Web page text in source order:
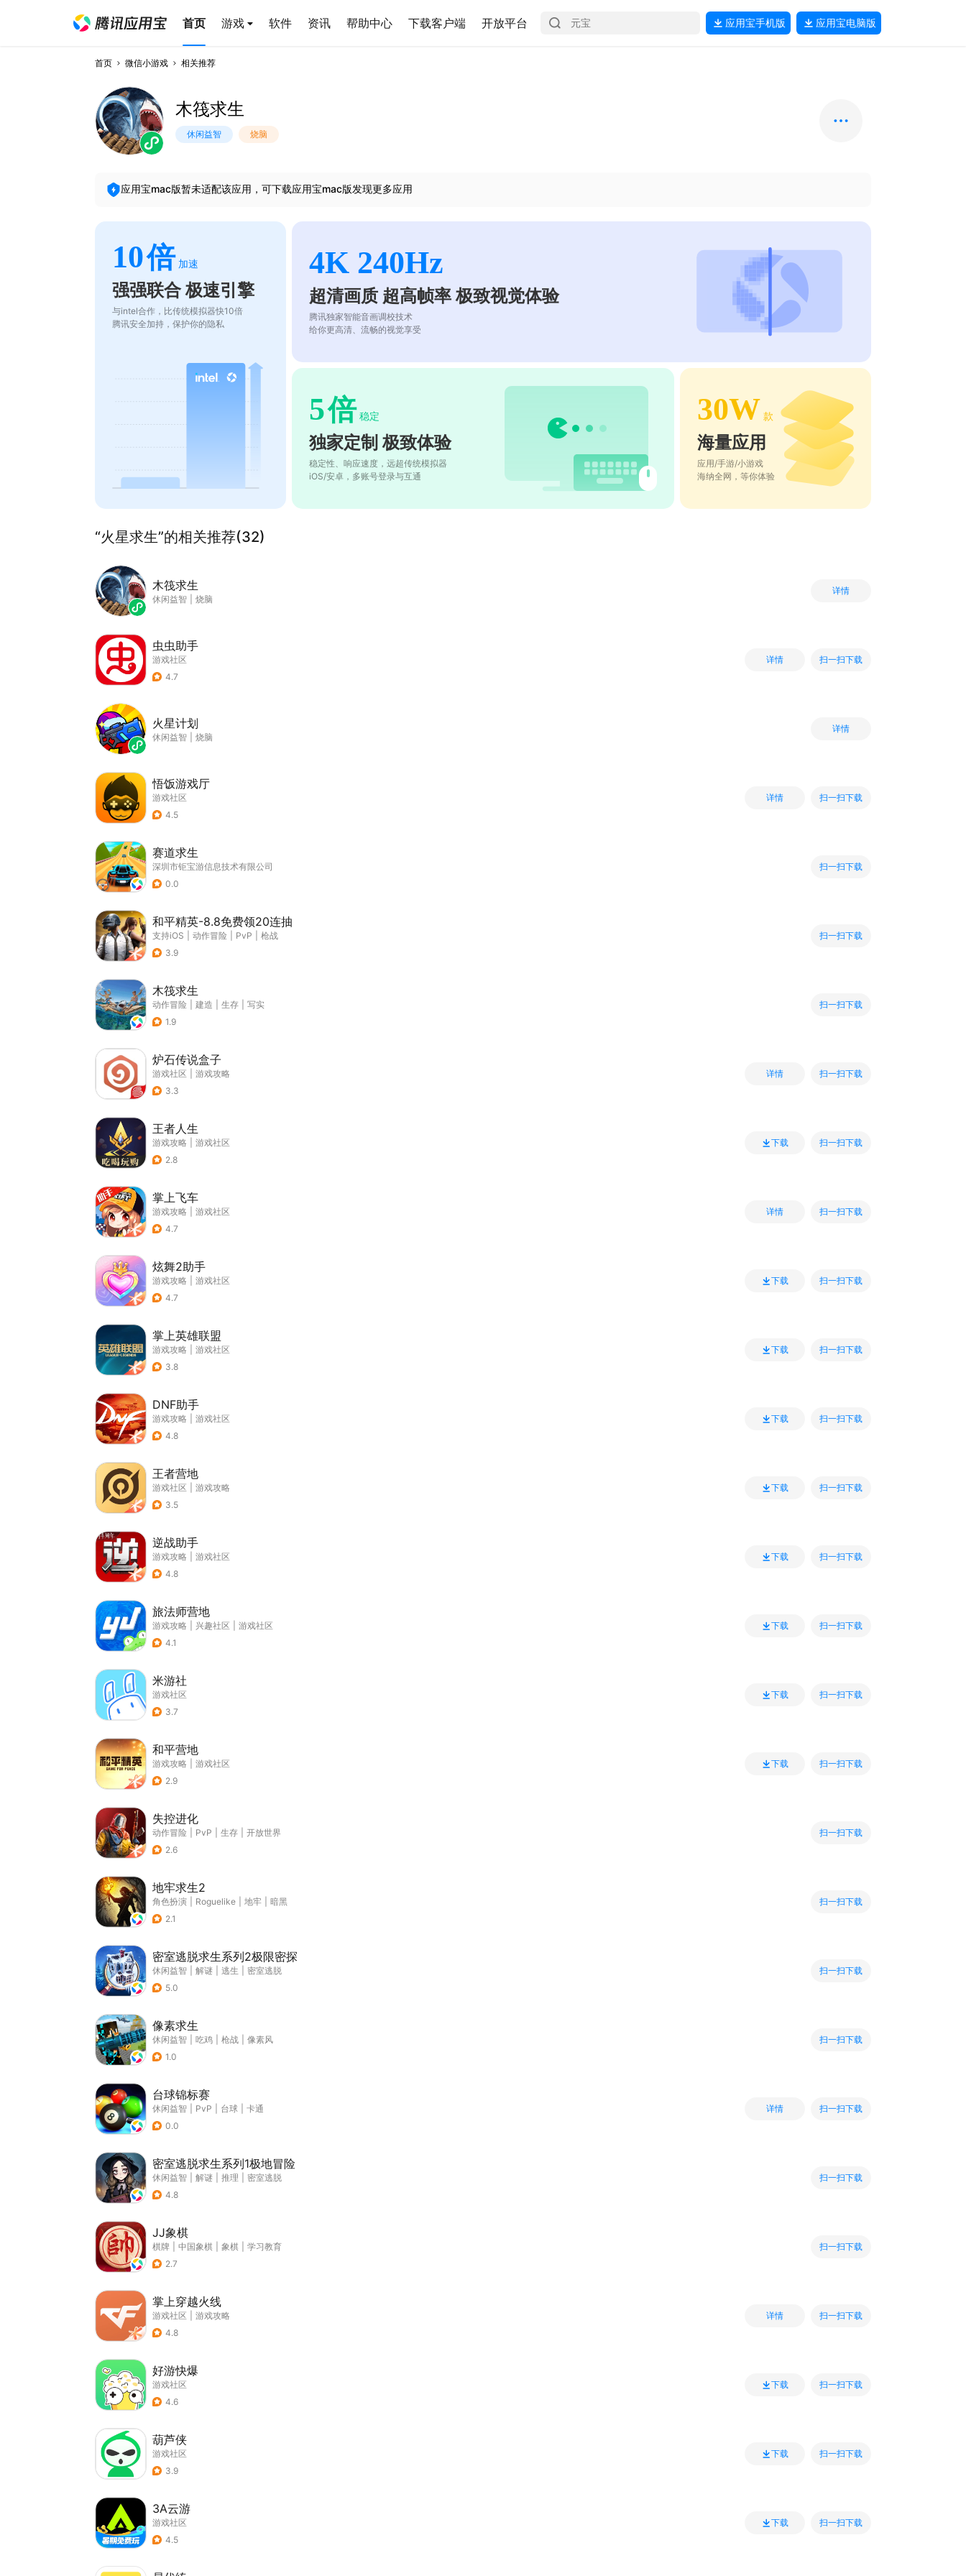
首页 游戏 软件 资讯 帮助中心 下载客户端 开放平台 应用宝手机版 应用宝电脑版
首页 微信小游戏 相关推荐
木筏求生
休闲益智 烧脑
应用宝mac版暂未适配该应用，可下载应用宝mac版发现更多应用
10倍 加速
强强联合 极速引擎
与intel合作，比传统模拟器快10倍
腾讯安全加持，保护你的隐私
4K 240Hz
超清画质 超高帧率 极致视觉体验
腾讯独家智能音画调校技术
给你更高清、流畅的视觉享受
5倍 稳定
独家定制 极致体验
稳定性、响应速度，远超传统模拟器
iOS/安卓，多账号登录与互通
30W 款
海量应用
应用/手游/小游戏
海纳全网，等你体验
“火星求生”的相关推荐(32)
木筏求生
休闲益智 烧脑
详情
虫虫助手
游戏社区
4.7
详情 扫一扫下载
火星计划
休闲益智 烧脑
详情
悟饭游戏厅
游戏社区
4.5
详情 扫一扫下载
赛道求生
深圳市钜宝游信息技术有限公司
0.0
扫一扫下载
和平精英-8.8免费领20连抽
支持iOS 动作冒险 PvP
枪战
3.9
扫一扫下载
木筏求生
动作冒险 建造 生存
写实
1.9
扫一扫下载
炉石传说盒子
游戏社区
游戏攻略
3.3
详情 扫一扫下载
王者人生
游戏攻略
游戏社区
2.8
下载 扫一扫下载
掌上飞车
游戏攻略
游戏社区
4.7
详情 扫一扫下载
炫舞2助手
游戏攻略
游戏社区
4.7
下载 扫一扫下载
掌上英雄联盟
游戏攻略
游戏社区
3.8
下载 扫一扫下载
DNF助手
游戏攻略
游戏社区
4.8
下载 扫一扫下载
王者营地
游戏社区
游戏攻略
3.5
下载 扫一扫下载
逆战助手
游戏攻略
游戏社区
4.8
下载 扫一扫下载
旅法师营地
游戏攻略 兴趣社区
游戏社区
4.1
下载 扫一扫下载
米游社
游戏社区
3.7
下载 扫一扫下载
和平营地
游戏攻略
游戏社区
2.9
下载 扫一扫下载
失控进化
动作冒险 PvP 生存
开放世界
2.6
扫一扫下载
地牢求生2
角色扮演 Roguelike 地牢
暗黑
2.1
扫一扫下载
密室逃脱求生系列2极限密探
休闲益智 解谜 逃生
密室逃脱
5.0
扫一扫下载
像素求生
休闲益智 吃鸡 枪战
像素风
1.0
扫一扫下载
台球锦标赛
休闲益智 PvP 台球
卡通
0.0
详情 扫一扫下载
密室逃脱求生系列1极地冒险
休闲益智 解谜 推理
密室逃脱
4.8
扫一扫下载
JJ象棋
棋牌 中国象棋 象棋
学习教育
2.7
扫一扫下载
掌上穿越火线
游戏社区
游戏攻略
4.8
详情 扫一扫下载
好游快爆
游戏社区
4.6
下载 扫一扫下载
葫芦侠
游戏社区
3.9
下载 扫一扫下载
3A云游
游戏社区
4.5
下载 扫一扫下载